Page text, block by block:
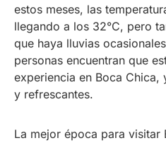
estos meses, las
llegando a los 32°C, pero
que haya lluvias
personas encuentran que
experiencia en Boca Chica,
y refrescantes.
La mejor época para